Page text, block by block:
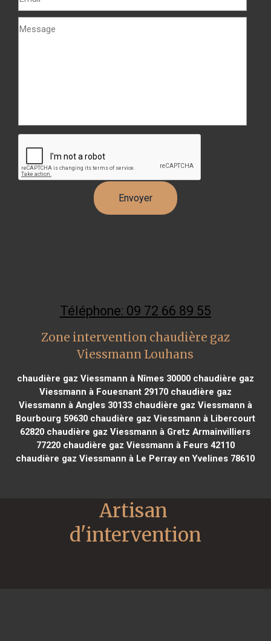
Téléphone: 09 72 66 89 55
Zone intervention chaudière gaz
Viessmann Louhans
chaudière gaz Viessmann à Nîmes 30000chaudière gaz
Viessmann à Fouesnant 29170chaudière gaz
Viessmann à Angles 30133chaudière gaz Viessmann à
Bourbourg 59630chaudière gaz Viessmann à Libercourt
62820 chaudière gaz Viessmann à Gretz Armainvilliers
77220chaudière gaz Viessmann à Feurs 42110
chaudière gaz Viessmann à Le Perray en Yvelines 78610
Artisan
d'intervention